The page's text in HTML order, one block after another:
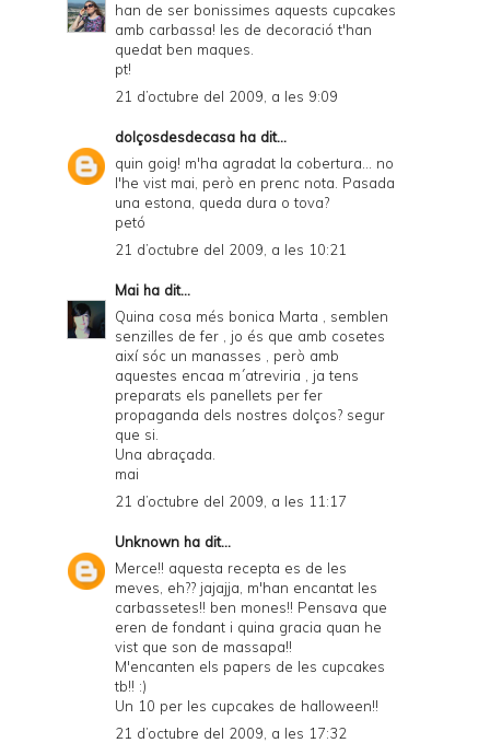
han de ser bonissimes aquests cupcakes
amb carbassa! les de decoració t'han
quedat ben maques.
pt!
21 d’octubre del 2009, a les 9:09
dolçosdesdecasa ha dit...
quin goig! m'ha agradat la cobertura... no
l'he vist mai, però en prenc nota. Pasada
una estona, queda dura o tova?
petó
21 d’octubre del 2009, a les 10:21
Mai ha dit...
Quina cosa més bonica Marta , semblen
senzilles de fer , jo és que amb cosetes
així sóc un manasses , però amb
aquestes encaa m´atreviria , ja tens
preparats els panellets per fer
propaganda dels nostres dolços? segur
que si.
Una abraçada.
mai
21 d’octubre del 2009, a les 11:17
Unknown ha dit...
Merce!! aquesta recepta es de les
meves, eh?? jajajja, m'han encantat les
carbassetes!! ben mones!! Pensava que
eren de fondant i quina gracia quan he
vist que son de massapa!!
M'encanten els papers de les cupcakes
tb!! :)
Un 10 per les cupcakes de halloween!!
21 d’octubre del 2009, a les 17:32